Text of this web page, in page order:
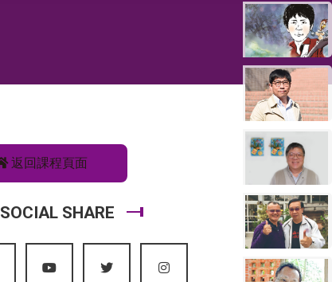
返回課程頁面
SOCIAL SHARE